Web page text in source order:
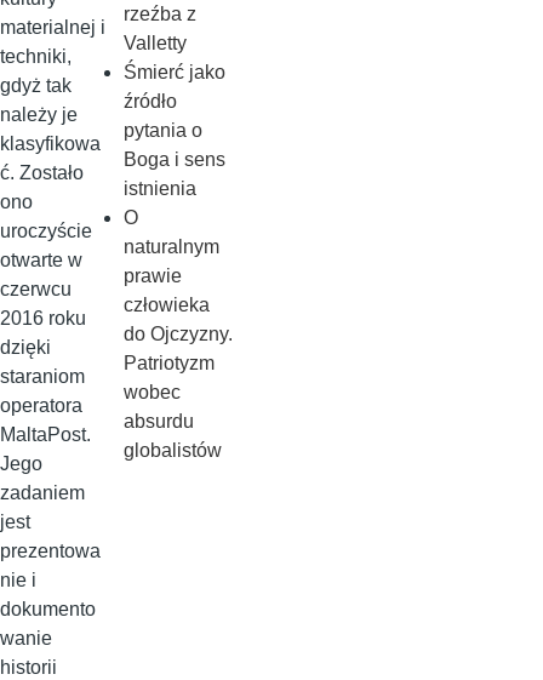
materialnej i
techniki,
gdyż tak
należy je
klasyfikowa
ć. Zostało
ono
uroczyście
otwarte w
czerwcu
2016 roku
dzięki
staraniom
operatora
MaltaPost.
Jego
zadaniem
jest
prezentowa
nie i
dokumento
wanie
historii
rzeźba z
Valletty
Śmierć jako
źródło
pytania o
Boga i sens
istnienia
O
naturalnym
prawie
człowieka
do Ojczyzny.
Patriotyzm
wobec
absurdu
globalistów